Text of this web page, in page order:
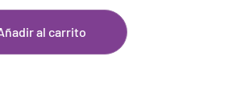
al carrito